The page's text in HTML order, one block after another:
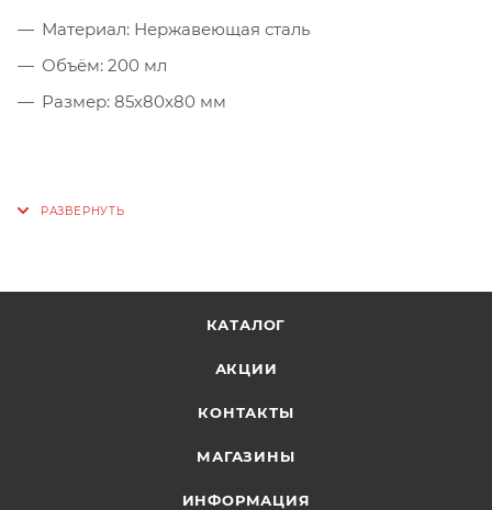
Материал: Нержавеющая сталь
Объём: 200 мл
Размер: 85х80х80 мм
КАТАЛОГ
АКЦИИ
КОНТАКТЫ
МАГАЗИНЫ
ИНФОРМАЦИЯ